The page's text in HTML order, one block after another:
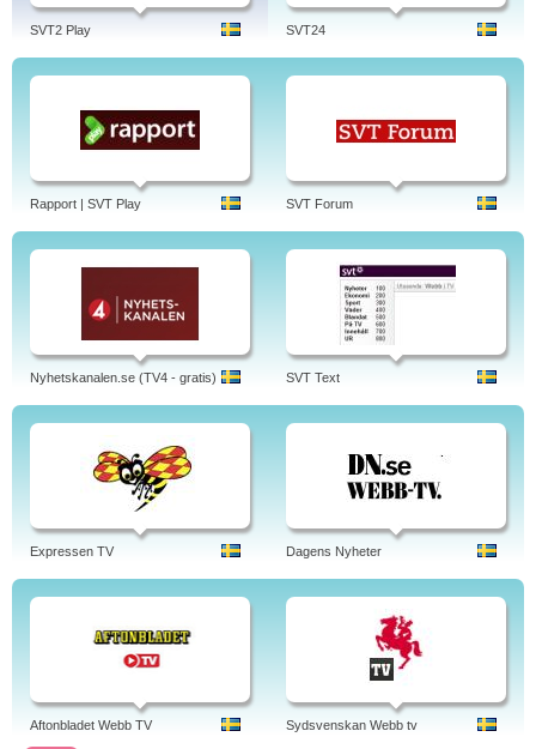
SVT2 Play SVT24
Rapport | SVT Play SVT Forum
Nyhetskanalen.se (TV4 - gratis) SVT Text
Expressen TV Dagens Nyheter
Aftonbladet Webb TV Sydsvenskan Webb tv